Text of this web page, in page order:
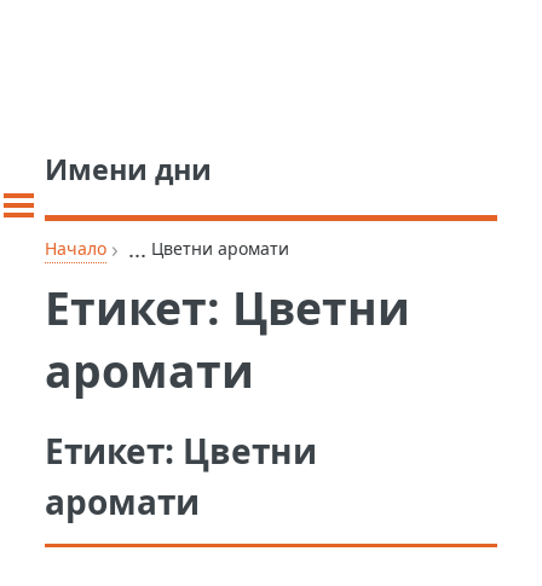
Имени дни
Начало › ... Цветни аромати
Етикет: Цветни
аромати
Етикет: Цветни
аромати